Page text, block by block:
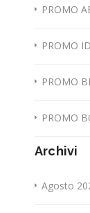
PROMO
PROMO
PROMO
PROMO
Archivi
Agosto